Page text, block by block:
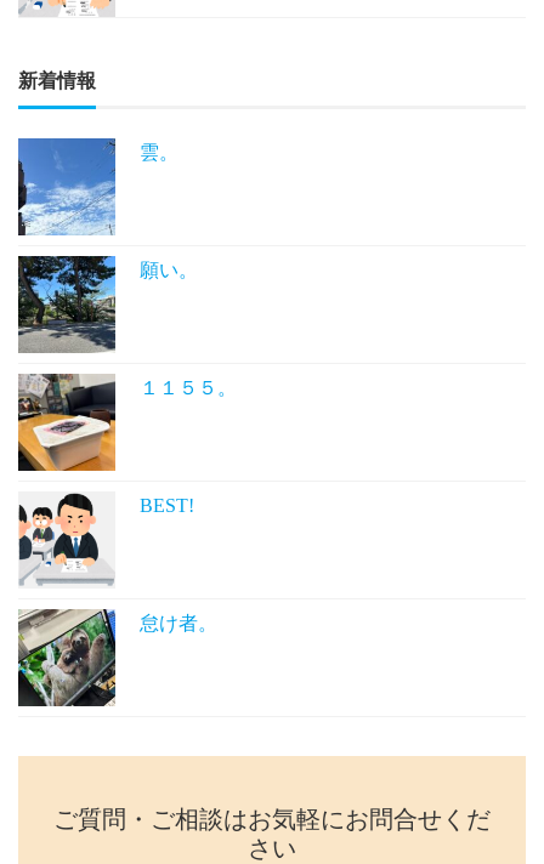
新着情報
雲。
願い。
１１５５。
BEST!
怠け者。
ご質問・ご相談はお気軽にお問合せくだ
さい